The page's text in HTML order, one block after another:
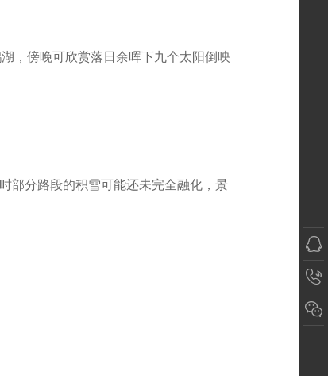
，傍晚可欣赏落日余晖下九个太阳倒映
部分路段的积雪可能还未完全融化，景